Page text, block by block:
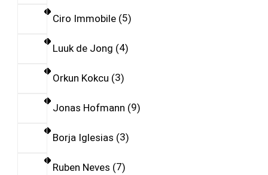
Ciro Immobile 5
Luuk de Jong 4
Orkun Kokcu 3
Jonas Hofmann 9
Borja Iglesias 3
Ruben Neves 7